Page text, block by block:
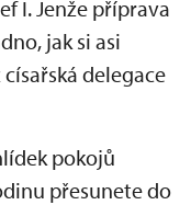
I. Jenže příprava
jak si asi
delegace
pokojů
přesunete do